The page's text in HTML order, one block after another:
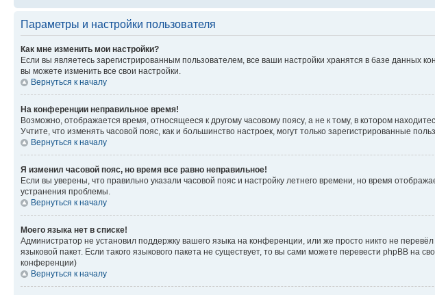
Параметры и настройки пользователя
Как мне изменить мои настройки?
Если вы являетесь зарегистрированным пользователем, все ваши настройки хранятся в базе данных
вы можете изменить все свои настройки.
Вернуться к началу
На конференции неправильное время!
Возможно, отображается время, относящееся к другому часовому поясу, а не к тому, в котором
Учтите, что изменять часовой пояс, как и большинство настроек, могут только зарегистрированные
Вернуться к началу
Я изменил часовой пояс, но время все равно неправильное!
Если вы уверены, что правильно указали часовой пояс и настройку летнего времени, но время
устранения проблемы.
Вернуться к началу
Моего языка нет в списке!
Администратор не установил поддержку вашего языка на конференции, или же просто никто не
языковой пакет. Если такого языкового пакета не существует, то вы сами можете перевести phpBB
конференции)
Вернуться к началу